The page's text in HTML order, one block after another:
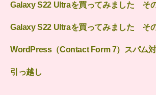
Galaxy S22 Ultraを買ってみました そ
Galaxy S22 Ultraを買ってみました そ
WordPress（Contact Form 7）スパム
引っ越し